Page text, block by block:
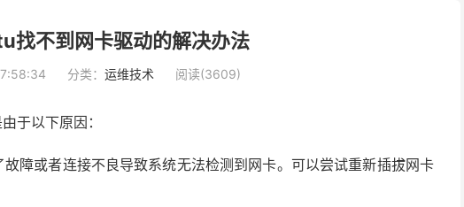
找不到网卡驱动的解决办法
分类： 运维技术 阅读(3609)
于以下原因：
障或者连接不良导致系统无法检测到网卡。可以尝试重新插拔网卡